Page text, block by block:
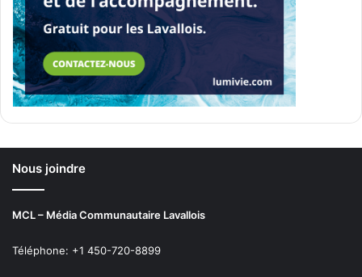
Nous joindre
MCL – Média Communautaire Lavallois
Téléphone: +1 450-720-8899